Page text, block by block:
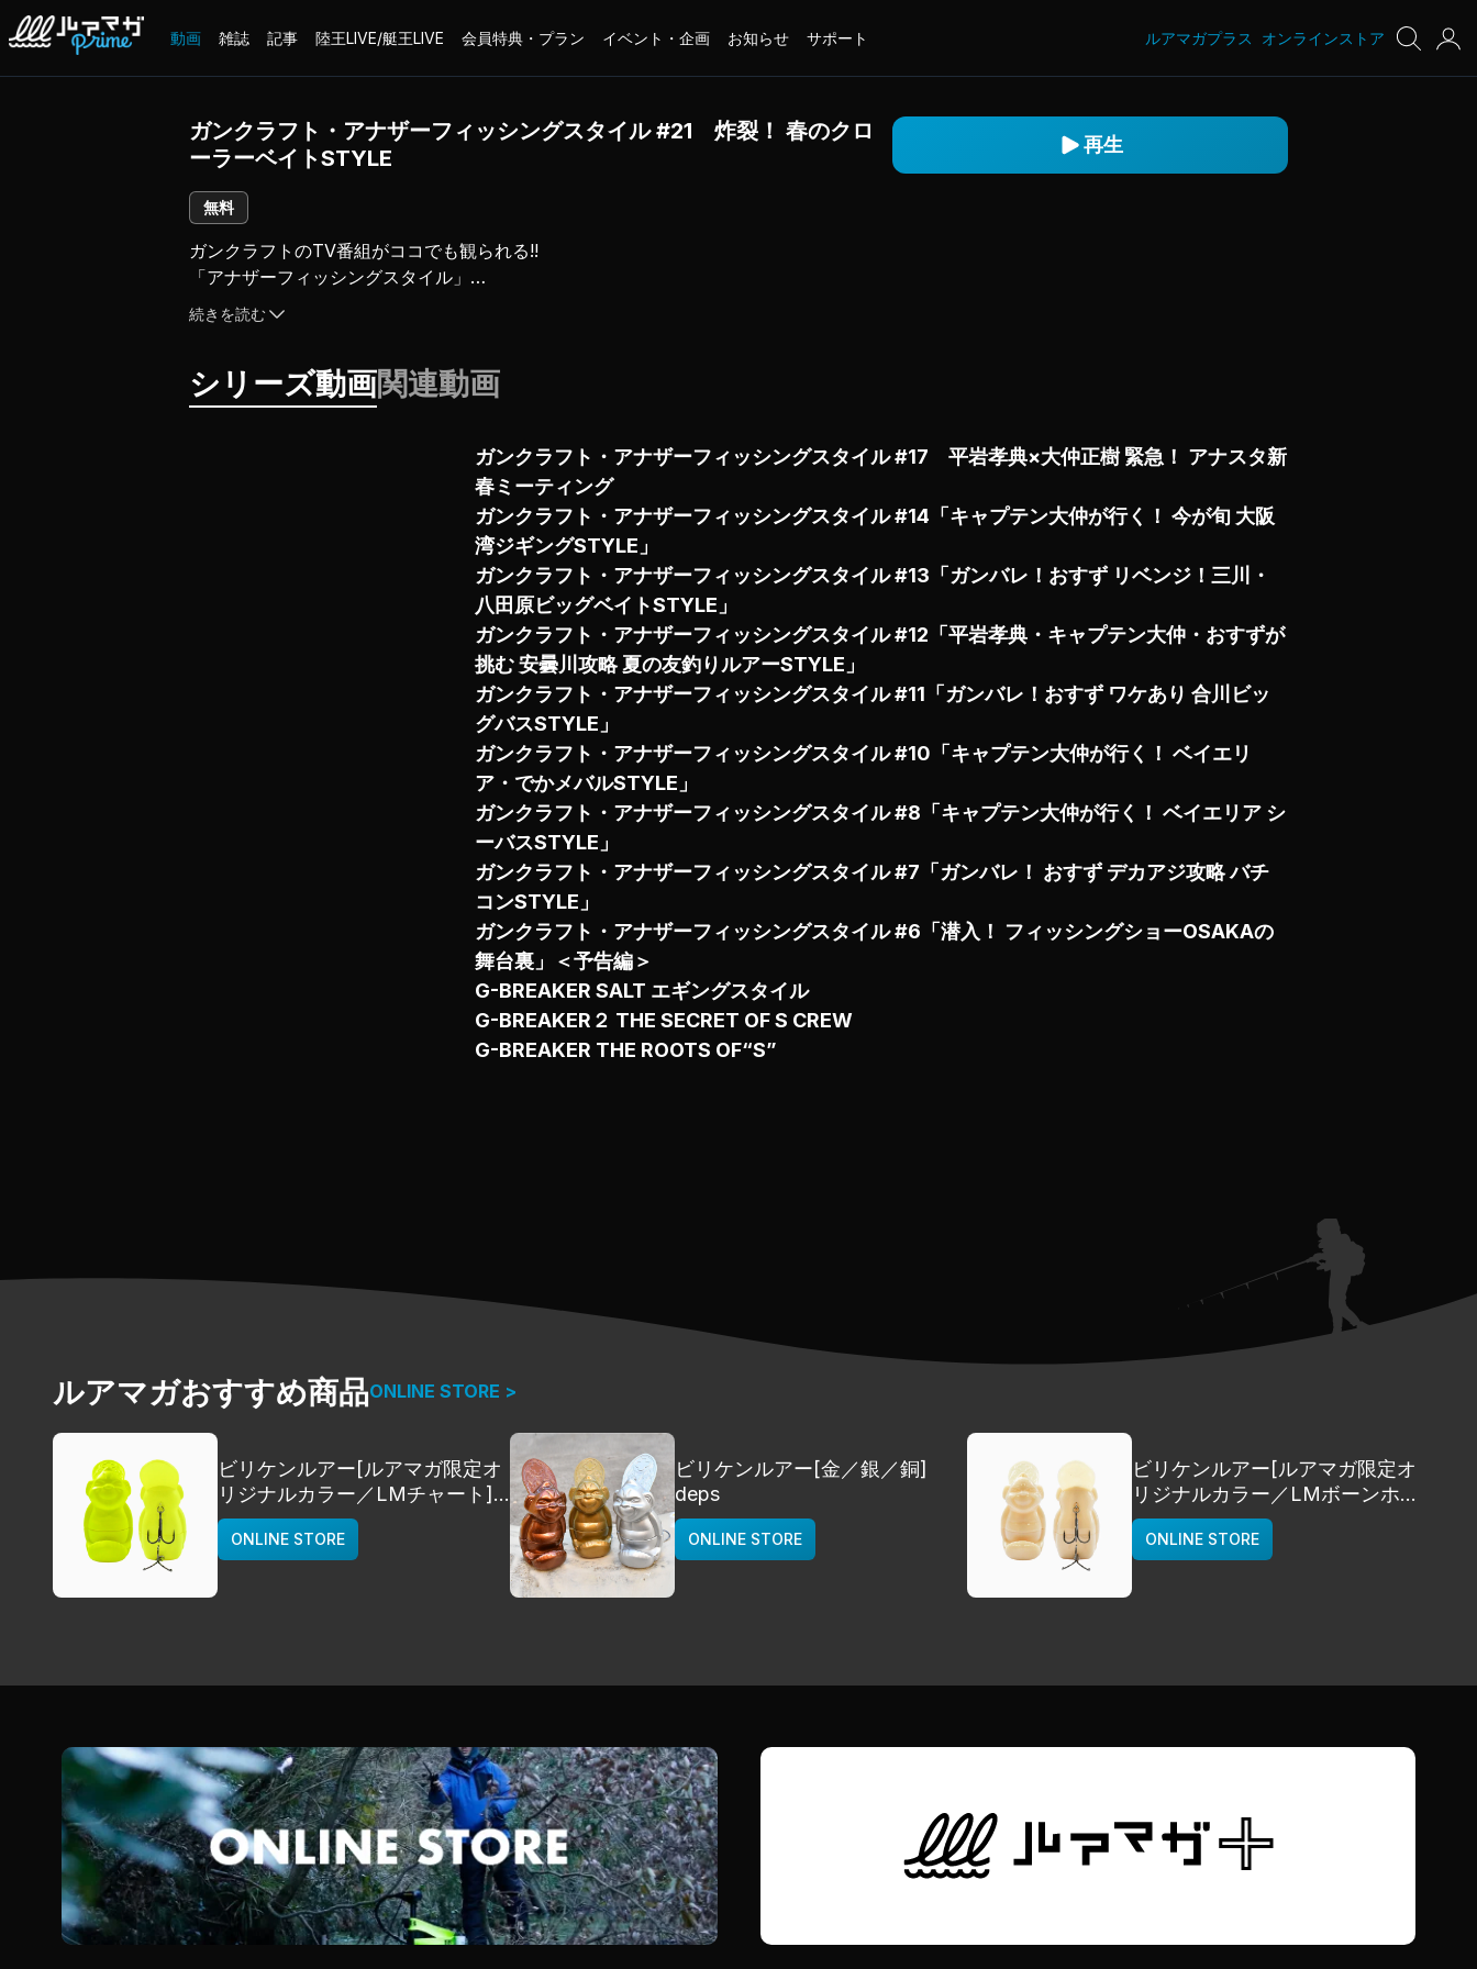
動画 雑誌 記事 陸王LIVE/艇王LIVE 会員特典・プラン イベント・企画 お知らせ サポート ルアマガプラス オンラインストア
ガンクラフト・アナザーフィッシングスタイル #21 炸裂！ 春のクロ
ーラーベイトSTYLE
再生
無料
ガンクラフトのTV番組がココでも観られる!!
「アナザーフィッシングスタイル」
ガンクラフトのプロスタッフ、大仲正樹と川越すずをメインに展開する
笑いありナミダアリ（!?）のガンクラ・リアルレポート！
ミッドスポーン真っ只中、ビッグベイターにとっては鬼門となる季節だ。
一般アングラー達がサイトフィッシングに興じる時、
続きを読む
シリーズ動画関連動画
ガンクラフト・アナザーフィッシングスタイル #17 平岩孝典×大仲正樹 緊急！ アナスタ新
春ミーティング
ガンクラフト・アナザーフィッシングスタイル #14「キャプテン大仲が行く！ 今が旬 大阪
湾ジギングSTYLE」
ガンクラフト・アナザーフィッシングスタイル #13「ガンバレ！おすず リベンジ！三川・
八田原ビッグベイトSTYLE」
ガンクラフト・アナザーフィッシングスタイル #12「平岩孝典・キャプテン大仲・おすずが
挑む 安曇川攻略 夏の友釣りルアーSTYLE」
ガンクラフト・アナザーフィッシングスタイル #11「ガンバレ！おすず ワケあり 合川ビッ
グバスSTYLE」
ガンクラフト・アナザーフィッシングスタイル #10「キャプテン大仲が行く！ ベイエリ
ア・でかメバルSTYLE」
ガンクラフト・アナザーフィッシングスタイル #8「キャプテン大仲が行く！ ベイエリア シ
ーバスSTYLE」
ガンクラフト・アナザーフィッシングスタイル #7「ガンバレ！ おすず デカアジ攻略 バチ
コンSTYLE」
ガンクラフト・アナザーフィッシングスタイル #6「潜入！ フィッシングショーOSAKAの
舞台裏」＜予告編＞
G-BREAKER SALT エギングスタイル
G-BREAKER２ THE SECRET OF S CREW
G-BREAKER THE ROOTS OF“S”
ルアマガおすすめ商品ONLINE STORE >
ビリケンルアー[ルアマガ限定オ
リジナルカラー／LMチャート]
deps
ONLINE STORE
ビリケンルアー[金／銀／銅]
deps
ONLINE STORE
ビリケンルアー[ルアマガ限定オ
リジナルカラー／LMボーンホワ
イト]
deps
ONLINE STORE